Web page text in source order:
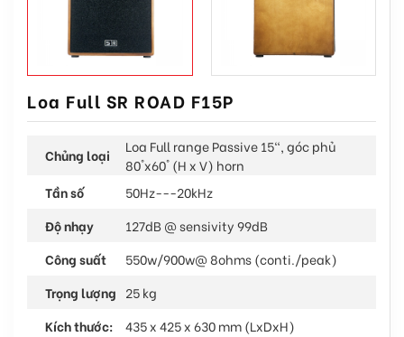
Loa Full SR ROAD F15P
Chủng loại
Loa Full range Passive 15", góc phủ
80°x60° (H x V) horn
Tần số
50Hz---20kHz
Độ nhạy
127dB @ sensivity 99dB
Công suất
550w/900w@ 8ohms (conti./peak)
Trọng lượng 25 kg
Kích thước:
435 x 425 x 630 mm (LxDxH)